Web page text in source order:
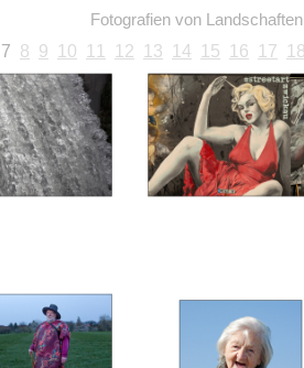
Fotografien von
7 8 9 10 11 12 13 14 15 16 17